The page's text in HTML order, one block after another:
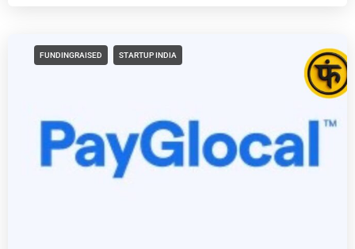
FUNDINGRAISED STARTUP INDIA